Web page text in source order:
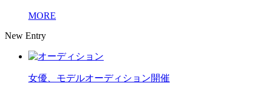
MORE
New Entry
女優、モデルオーディション開催